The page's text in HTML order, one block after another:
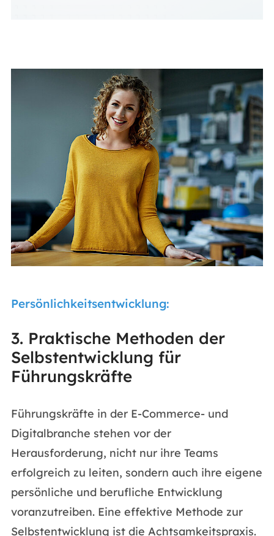
Persönlichkeitsentwicklung:
3. Praktische Methoden der
Selbstentwicklung für
Führungskräfte
Führungskräfte in der E-Commerce- und
Digitalbranche stehen vor der
Herausforderung, nicht nur ihre Teams
erfolgreich zu leiten, sondern auch ihre eigene
persönliche und berufliche Entwicklung
voranzutreiben. Eine effektive Methode zur
Selbstentwicklung ist die Achtsamkeitspraxis.